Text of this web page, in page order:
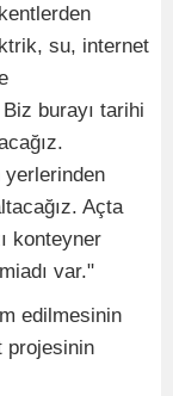
su, internet
burayı tarihi
yerlerinden
Açta
konteyner
var."
edilmesinin
projesinin